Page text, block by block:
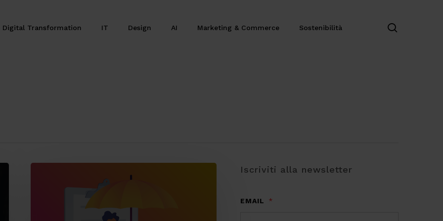
Digital Transformation IT Design AI Marketing & Commerce Sostenibilità
Iscriviti alla newsletter
EMAIL *